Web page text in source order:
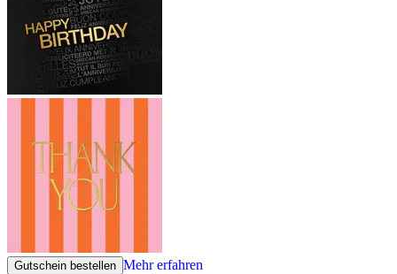
Gutschein bestellen Mehr erfahren